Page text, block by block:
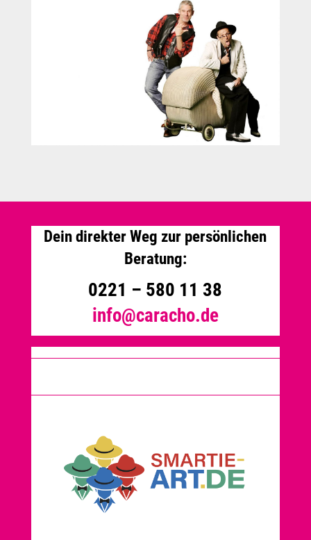
Dein direkter Weg zur persönlichen
Beratung:
0221 – 580 11 38
info@caracho.de